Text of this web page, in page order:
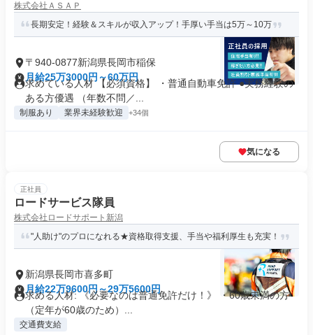
株式会社ＡＳＡＰ
長期安定！経験＆スキルが収入アップ！手厚い手当は5万～10万
〒940-0877新潟県長岡市稲保
月給25万3000円～60万円
求めている人材 【必須資格】 ・普通自動車免許 ●実務経験の
ある方優遇 （年数不問／...
制服あり 業界未経験歓迎 +34個
気になる
正社員
ロードサービス隊員
株式会社ロードサポート新潟
"人助け"のプロになれる★資格取得支援、手当や福利厚生も充実！
新潟県長岡市喜多町
月給22万9600円～29万5600円
求める人材: 《必要なのは普通免許だけ！》 ・60歳未満の方
（定年が60歳のため）...
交通費支給